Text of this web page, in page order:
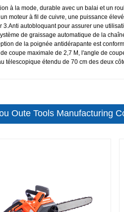
à la mode, durable avec un balai et un
moteur à fil de cuivre, une puissance
3.Anti autobloquant pour assurer une
de graissage automatique de la
de la poignée antidérapante est
coupe maximale de 2,7 M, l'angle de
télescopique étendu de 70 cm des deux
Oute Tools Manufacturing